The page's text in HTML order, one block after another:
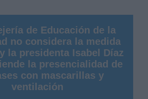
de Educación de la
no considera la medida
la presidenta Isabel Díaz
la presencialidad de
con mascarillas y
ventilación